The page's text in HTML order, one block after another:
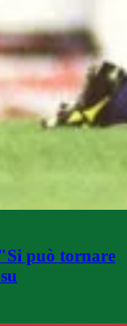
può tornare